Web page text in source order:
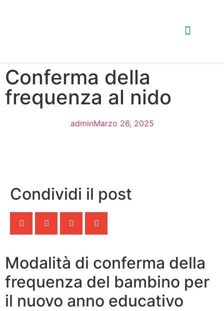
Conferma della
frequenza al nido
adminMarzo 26, 2025
Condividi il post
Modalità di conferma della
frequenza del bambino per
il nuovo anno educativo